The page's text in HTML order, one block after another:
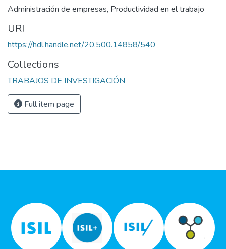
Administración de empresas, Productividad en el trabajo
URI
https://hdl.handle.net/20.500.14858/540
Collections
TRABAJOS DE INVESTIGACIÓN
Full item page